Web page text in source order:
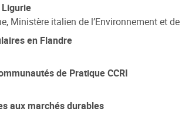
Ligurie
Ministère italien de l’Environnement et
en Flandre
de Pratique CCRI
aux marchés durables